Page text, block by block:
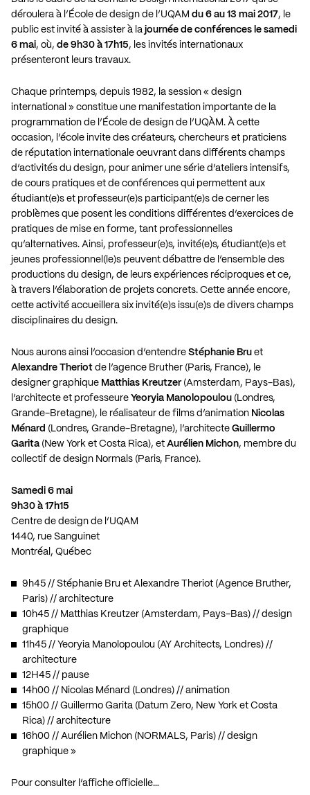
déroulera à l’École de design de l’UQAM du 6 au 13 mai 2017, le
public est invité à assister à la journée de conférences le samedi
6 mai, où, de 9h30 à 17h15, les invités internationaux
présenteront leurs travaux.
Chaque printemps, depuis 1982, la session « design
international » constitue une manifestation importante de la
programmation de l’École de design de l’UQÀM. À cette
occasion, l’école invite des créateurs, chercheurs et praticiens
de réputation internationale oeuvrant dans différents champs
d’activités du design, pour animer une série d’ateliers intensifs,
de cours pratiques et de conférences qui permettent aux
étudiant(e)s et professeur(e)s participant(e)s de cerner les
problèmes que posent les conditions différentes d’exercices de
pratiques de mise en forme, tant professionnelles
qu’alternatives. Ainsi, professeur(e)s, invité(e)s, étudiant(e)s et
jeunes professionnel(le)s peuvent débattre de l’ensemble des
productions du design, de leurs expériences réciproques et ce,
à travers l’élaboration de projets concrets. Cette année encore,
cette activité accueillera six invité(e)s issu(e)s de divers champs
disciplinaires du design.
Nous aurons ainsi l’occasion d’entendre Stéphanie Bru et
Alexandre Theriot de l’agence Bruther (Paris, France), le
designer graphique Matthias Kreutzer(Amsterdam, Pays-Bas),
l’architecte et professeure Yeoryia Manolopoulou (Londres,
Grande-Bretagne), le réalisateur de films d’animation Nicolas
Ménard (Londres, Grande-Bretagne), l’architecte Guillermo
Garita (New York et Costa Rica), et Aurélien Michon, membre du
collectif de design Normals (Paris, France).
Samedi 6 mai
9h30 à 17h15
Centre de design de l’UQAM
1440, rue Sanguinet
Montréal, Québec
9h45 // Stéphanie Bru et Alexandre Theriot (Agence Bruther,
Paris) // architecture
10h45 // Matthias Kreutzer (Amsterdam, Pays-Bas) // design
graphique
11h45 // Yeoryia Manolopoulou (AY Architects, Londres) //
architecture
12H45 // pause
14h00 // Nicolas Ménard (Londres) // animation
15h00 // Guillermo Garita (Datum Zero, New York et Costa
Rica) // architecture
16h00 // Aurélien Michon (NORMALS, Paris) // design
graphique »
Pour consulter l’affiche officielle…